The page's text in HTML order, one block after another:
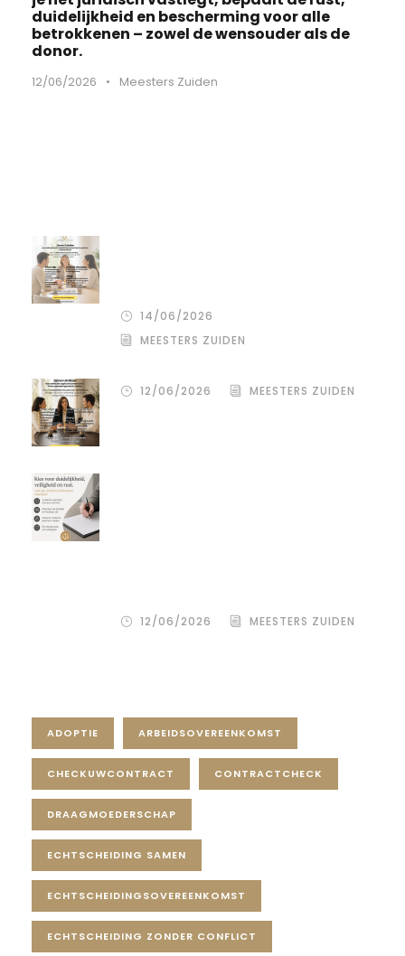
duidelijkheid en bescherming voor alle
betrokkenen – zowel de wensouder als de
donor.
12/06/2026 • Meesters Zuiden
14/06/2026
MEESTERS ZUIDEN
12/06/2026 MEESTERS ZUIDEN
12/06/2026 MEESTERS ZUIDEN
ADOPTIE ARBEIDSOVEREENKOMST
CHECKUWCONTRACT CONTRACTCHECK
DRAAGMOEDERSCHAP
ECHTSCHEIDING SAMEN
ECHTSCHEIDINGSOVEREENKOMST
ECHTSCHEIDING ZONDER CONFLICT